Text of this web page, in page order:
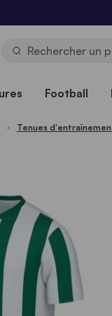
Football
Tenues